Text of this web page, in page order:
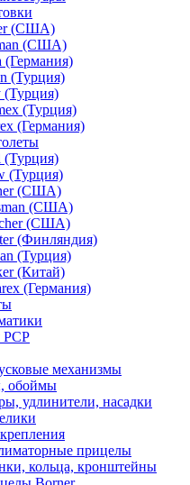
(США)
(США)
(Германия)
(Турция)
(Турция)
(Турция)
(Германия)
(Турция)
(Турция)
(США)
(США)
(США)
(Финляндия)
(Турция)
(Китай)
(Германия)
PCP
механизмы
обоймы
удлинители, насадки
прицелы
кольца, кронштейны